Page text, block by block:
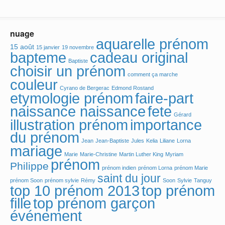
nuage
15 août 15 janvier 19 novembre aquarelle prénom
bapteme Baptiste cadeau original
choisir un prénom comment ça marche
couleur Cyrano de Bergerac Edmond Rostand
etymologie prénomfaire-part
naissance naissancefete Gérard
illustration prénom importance
du prénom Jean Jean-Baptiste Jules Kelia Liliane Lorna
mariage Marie Marie-Christine Martin Luther King Myriam
Philippe prénom prénom indien prénom Lorna prénom Marie
prénom Soon prénom sylvie Rémy saint du jour Soon Sylvie Tanguy
top 10 prénom 2013top prénom
filletop prénom garçon
événement